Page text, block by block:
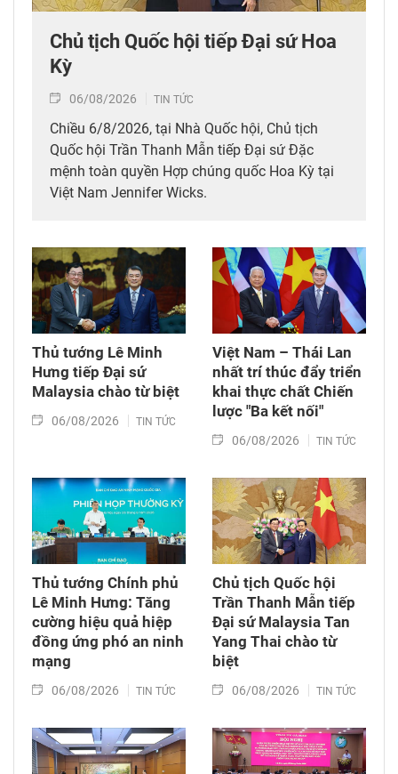
Chủ tịch Quốc hội tiếp Đại sứ Hoa
Kỳ
06/08/2026 TIN TỨC
Chiều 6/8/2026, tại Nhà Quốc hội, Chủ tịch
Quốc hội Trần Thanh Mẫn tiếp Đại sứ Đặc
mệnh toàn quyền Hợp chúng quốc Hoa Kỳ tại
Việt Nam Jennifer Wicks.
Thủ tướng Lê Minh
Hưng tiếp Đại sứ
Malaysia chào từ biệt
06/08/2026 TIN TỨC
Việt Nam – Thái Lan
nhất trí thúc đẩy triển
khai thực chất Chiến
lược "Ba kết nối"
06/08/2026 TIN TỨC
Thủ tướng Chính phủ
Lê Minh Hưng: Tăng
cường hiệu quả hiệp
đồng ứng phó an ninh
mạng
06/08/2026 TIN TỨC
Chủ tịch Quốc hội
Trần Thanh Mẫn tiếp
Đại sứ Malaysia Tan
Yang Thai chào từ
biệt
06/08/2026 TIN TỨC